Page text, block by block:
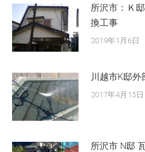
所沢市：Ｋ
換工事
2019年1月6日
川越市K邸
2017年4月15日
所沢市 N邸